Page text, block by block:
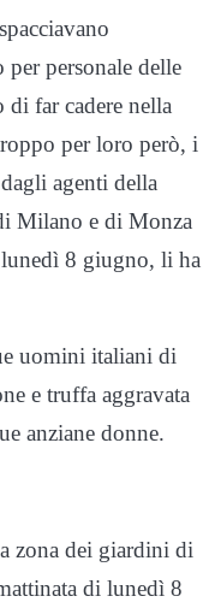
personale delle
far cadere nella
per loro però, i
agenti della
Milano e di Monza
8 giugno, li ha
uomini italiani di
e truffa aggravata
anziane donne.
zona dei giardini di
di lunedì 8